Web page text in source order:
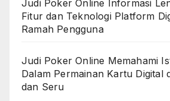
Judi Poker Online Informasi
Fitur dan Teknologi Platform
Ramah Pengguna
Judi Poker Online Memahami
Dalam Permainan Kartu Digital
dan Seru